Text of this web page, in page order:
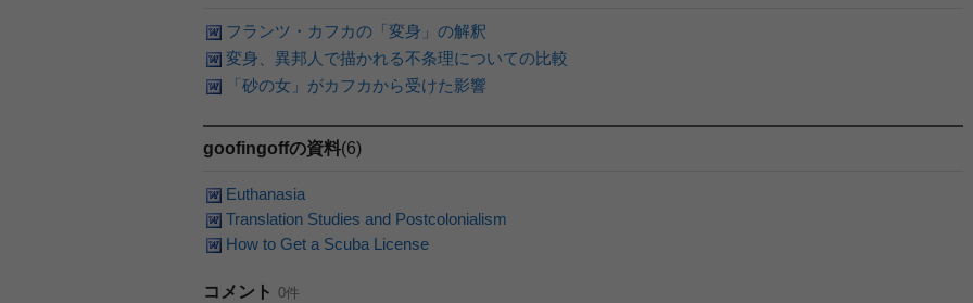
フランツ・カフカの「変身」の解釈
変身、異邦人で描かれる不条理についての比較
「砂の女」がカフカから受けた影響
goofingoffの資料(6)
Euthanasia
Translation Studies and Postcolonialism
How to Get a Scuba License
コメント 0件